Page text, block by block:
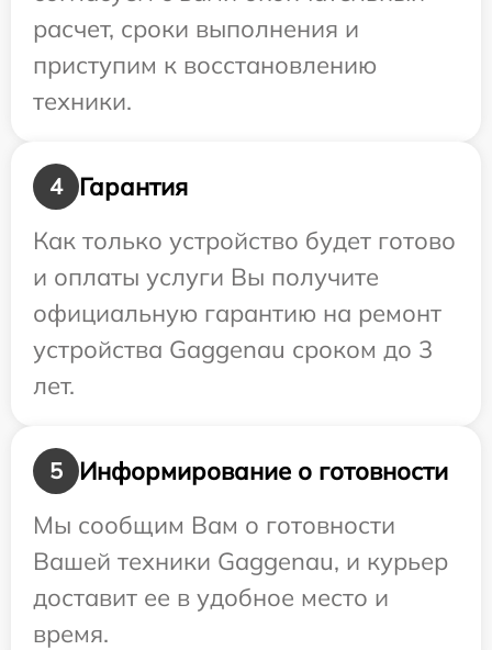
расчет, сроки выполнения и
приступим к восстановлению
техники.
4
Гарантия
Как только устройство будет готово
и оплаты услуги Вы получите
официальную гарантию на ремонт
устройства Gaggenau сроком до 3
лет.
5
Информирование о готовности
Мы сообщим Вам о готовности
Вашей техники Gaggenau, и курьер
доставит ее в удобное место и
время.